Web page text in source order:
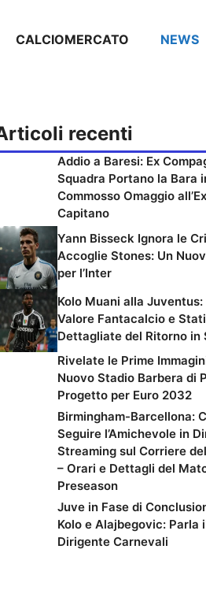
CALCIOMERCATO NEWS
recenti
Addio a Baresi: Ex
Squadra Portano la Bara
Commosso Omaggio all’Ex
Capitano
Yann Bisseck Ignora le
Accoglie Stones: Un
per l’Inter
Kolo Muani alla Juventus:
Valore Fantacalcio e
Dettagliate del Ritorno in
Rivelate le Prime
Nuovo Stadio Barbera di
Progetto per Euro 2032
Birmingham-Barcellona:
Seguire l’Amichevole in
Streaming sul Corriere
– Orari e Dettagli del
Preseason
Juve in Fase di
Kolo e Alajbegovic: Parla
Dirigente Carnevali